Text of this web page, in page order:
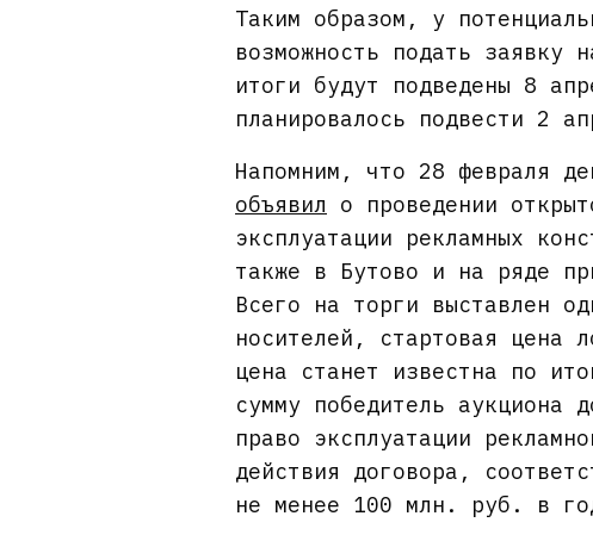
Таким образом, у
возможность подать
итоги будут подведены 8
планировалось подвести 2
Напомним, что 28 февраля
объявил о проведении
эксплуатации рекламных
также в Бутово и на ряде
Всего на торги выставлен
носителей, стартовая цена
цена станет известна по
сумму победитель аукциона
право эксплуатации
действия договора,
не менее 100 млн. руб. в